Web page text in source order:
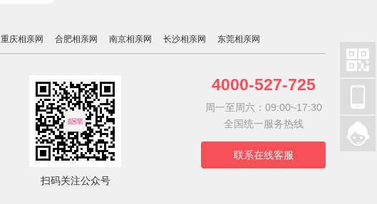
重庆相亲网 合肥相亲网 南京相亲网 长沙相亲网 东莞相亲网
扫码关注公众号
4000-527-725
周一至周六：09:00~17:30
全国统一服务热线
联系在线客服

